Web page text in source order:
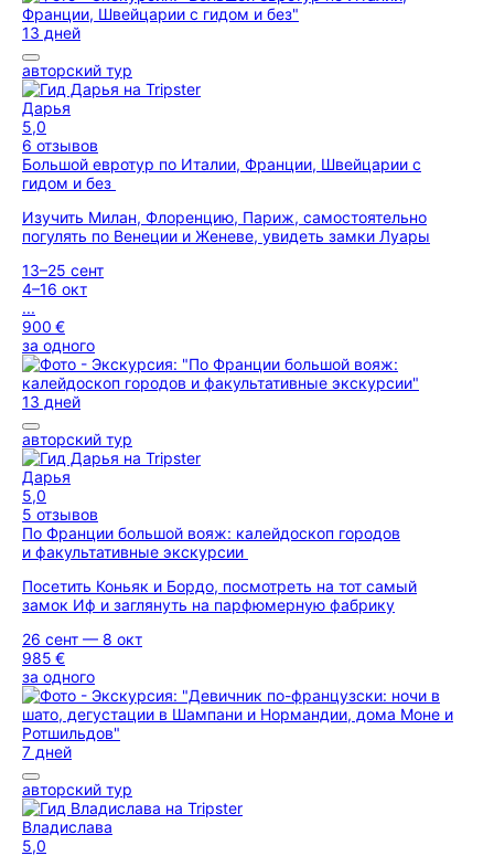
13 дней
авторский тур
Дарья
5,0
6 отзывов
Большой евротур по Италии, Франции, Швейцарии с
гидом и без
Изучить Милан, Флоренцию, Париж, самостоятельно
погулять по Венеции и Женеве, увидеть замки Луары
13–25 сент
4–16 окт
...
900 €
за одного
13 дней
авторский тур
Дарья
5,0
5 отзывов
По Франции большой вояж: калейдоскоп городов
и факультативные экскурсии
Посетить Коньяк и Бордо, посмотреть на тот самый
замок Иф и заглянуть на парфюмерную фабрику
26 сент — 8 окт
985 €
за одного
7 дней
авторский тур
Владислава
5,0